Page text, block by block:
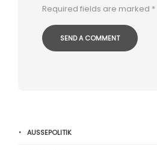
Required fields are marked *
AUSSEPOLITIK